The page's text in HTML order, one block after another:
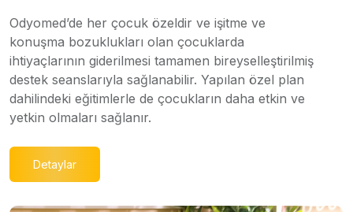
Odyomed’de her çocuk özeldir ve işitme ve
konuşma bozuklukları olan çocuklarda
ihtiyaçlarının giderilmesi tamamen bireyselleştirilmiş
destek seanslarıyla sağlanabilir. Yapılan özel plan
dahilindeki eğitimlerle de çocukların daha etkin ve
yetkin olmaları sağlanır.
Detaylar